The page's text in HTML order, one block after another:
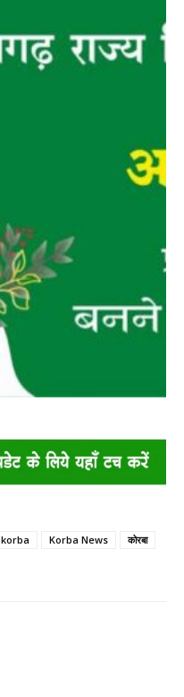
korba Korba News
कोरबा